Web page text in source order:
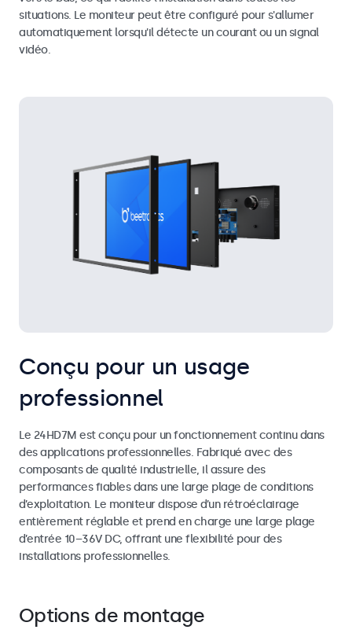
situations. Le moniteur peut être configuré pour s'allumer
automatiquement lorsqu'il détecte un courant ou un signal
vidéo.
Conçu pour un usage
professionnel
Le 24HD7M est conçu pour un fonctionnement continu dans
des applications professionnelles. Fabriqué avec des
composants de qualité industrielle, il assure des
performances fiables dans une large plage de conditions
d’exploitation. Le moniteur dispose d’un rétroéclairage
entièrement réglable et prend en charge une large plage
d’entrée 10–36V DC, offrant une flexibilité pour des
installations professionnelles.
Options de montage